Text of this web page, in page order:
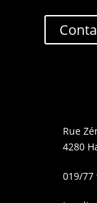
Rue
4280
019/77